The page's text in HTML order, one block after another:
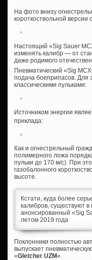
На фото внизу
короткоствольной версии
Настоящий «Sig Sauer
изменять калибр — от
даже родимого
Пневматический «Sig
подача боеприпасов. Для
классическими пульками:
Источником энергии
приклада:
Как и огнестрельный
полимерного ложа
пульки до 170 м/с). При
газобалонного
высоте.
Кстати, куда более
калибров, существуют
анонсированный «Sig
летом 2019 года
Поклонники полностью
выпускает
«Gletcher UZM«.